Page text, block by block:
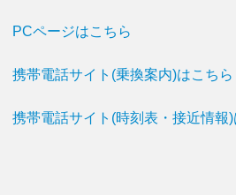
PCページはこちら
携帯電話サイト(乗換案内)はこちら
携帯電話サイト(時刻表・接近情報)